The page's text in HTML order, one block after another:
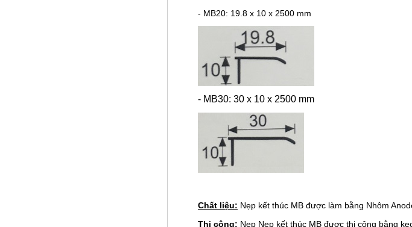
- MB20: 19.8 x 10 x 2500 mm
- MB30: 30 x 10 x 2500 mm
Chất liệu: Nẹp kết thúc MB được làm bằng Nhôm
Thi công: Nẹp Nẹp kết thúc MB được thi công bằng